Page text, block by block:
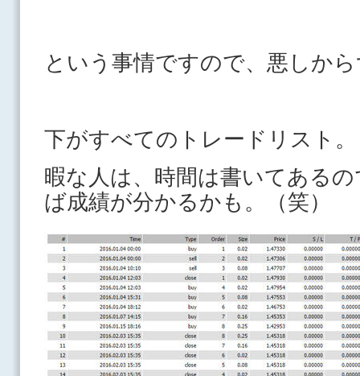
という事情ですので、悪しか
下がすべてのトレードリスト。
暇な人は、時間は書いてある
ば成績が分かるかも。（笑）